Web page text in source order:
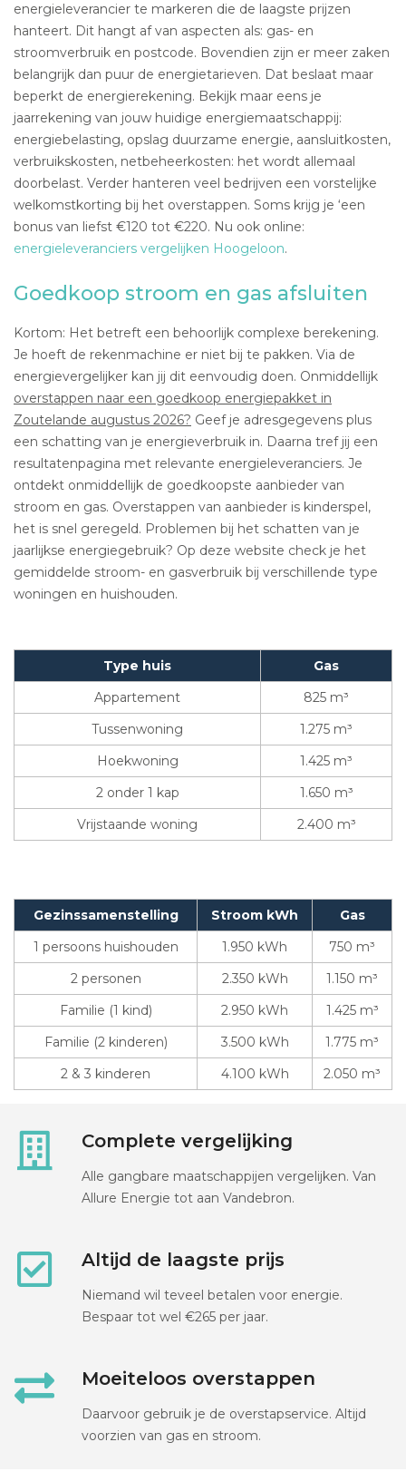
energieleverancier te markeren die de laagste prijzen
hanteert. Dit hangt af van aspecten als: gas- en
stroomverbruik en postcode. Bovendien zijn er meer zaken
belangrijk dan puur de energietarieven. Dat beslaat maar
beperkt de energierekening. Bekijk maar eens je
jaarrekening van jouw huidige energiemaatschappij:
energiebelasting, opslag duurzame energie, aansluitkosten,
verbruikskosten, netbeheerkosten: het wordt allemaal
doorbelast. Verder hanteren veel bedrijven een vorstelijke
welkomstkorting bij het overstappen. Soms krijg je ‘een
bonus van liefst €120 tot €220. Nu ook online:
energieleveranciers vergelijken Hoogeloon.
Goedkoop stroom en gas afsluiten
Kortom: Het betreft een behoorlijk complexe berekening.
Je hoeft de rekenmachine er niet bij te pakken. Via de
energievergelijker kan jij dit eenvoudig doen. Onmiddellijk
overstappen naar een goedkoop energiepakket in
Zoutelande augustus 2026? Geef je adresgegevens plus
een schatting van je energieverbruik in. Daarna tref jij een
resultatenpagina met relevante energieleveranciers. Je
ontdekt onmiddellijk de goedkoopste aanbieder van
stroom en gas. Overstappen van aanbieder is kinderspel,
het is snel geregeld. Problemen bij het schatten van je
jaarlijkse energiegebruik? Op deze website check je het
gemiddelde stroom- en gasverbruik bij verschillende type
woningen en huishouden.
Type huis
Gas
Appartement
825 m³
Tussenwoning
1.275 m³
Hoekwoning
1.425 m³
2 onder 1 kap
1.650 m³
Vrijstaande woning
2.400 m³
Gezinssamenstelling Stroom kWh
Gas
1 persoons huishouden
1.950 kWh
750 m³
2 personen
2.350 kWh
1.150 m³
Familie (1 kind)
2.950 kWh
1.425 m³
Familie (2 kinderen)
3.500 kWh
1.775 m³
2 & 3 kinderen
4.100 kWh 2.050 m³
Complete vergelijking
Alle gangbare maatschappijen vergelijken. Van
Allure Energie tot aan Vandebron.
Altijd de laagste prijs
Niemand wil teveel betalen voor energie.
Bespaar tot wel €265 per jaar.
Moeiteloos overstappen
Daarvoor gebruik je de overstapservice. Altijd
voorzien van gas en stroom.